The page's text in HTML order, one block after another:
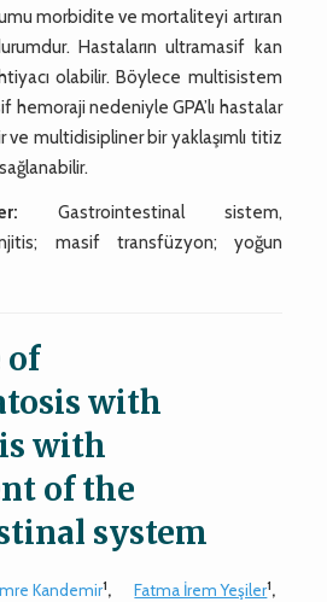
morbidite ve mortaliteyi artıran
Hastaların ultramasif kan
olabilir. Böylece multisistem
hemoraji nedeniyle GPA’lı hastalar
ve multidisipliner bir yaklaşımlı titiz
Gastrointestinal sistem,
masif transfüzyon; yoğun
of
with
with
of the
system
Kandemir1, Fatma İrem Yeşiler1,